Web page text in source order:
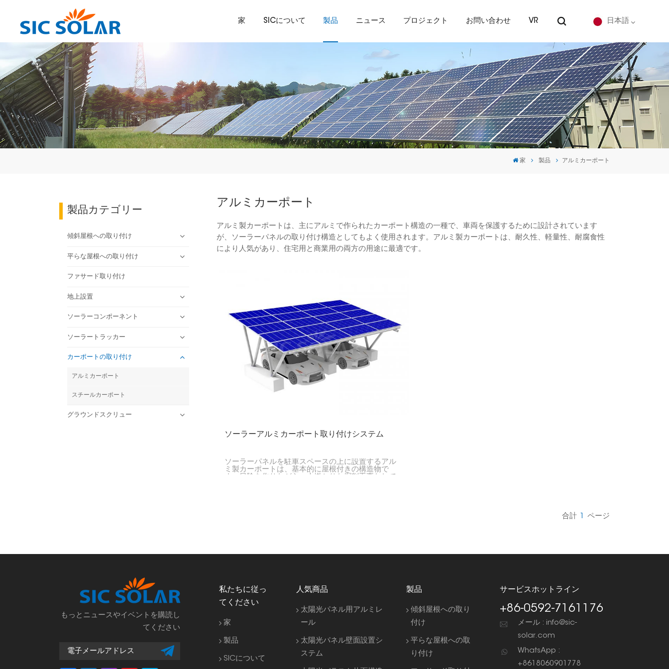
家 SICについて 製品 ニュース プロジェクト お問い合わせ VR 日本語
English
Deutsch
español
português
家 製品 アルミカーポート
製品カテゴリー
傾斜屋根への取り付け
平らな屋根への取り付け
ファサード取り付け
地上設置
ソーラーコンポーネント
ソーラートラッカー
カーポートの取り付け
アルミカーポート
スチールカーポート
グラウンドスクリュー
アルミカーポート
アルミ製カーポートは、主にアルミで作られたカーポート構造の一種で、車両を保護するために設計されています
が、ソーラーパネルの取り付け構造としてもよく使用されます。アルミ製カーポートは、耐久性、軽量性、耐腐食性
により人気があり、住宅用と商業用の両方の用途に最適です。
ソーラーアルミカーポート取り付けシステム
ソーラーパネルを駐車スペースの上に設置するアル
ミ製カーポートは、基本的に屋根付きの構造物で
合計
ページ
もっとニュースやイベントを購読し
てください
私たちに従っ
てください
家
製品
SICについて
人気商品
太陽光パネル用アルミレ
ール
太陽光パネル壁面設置シ
ステム
製品
傾斜屋根への取り
付け
平らな屋根への取
り付け
サービスホットライン
+86-0592-7161176
メール : info@sic-
solar.com
WhatsApp :
+8618060901778